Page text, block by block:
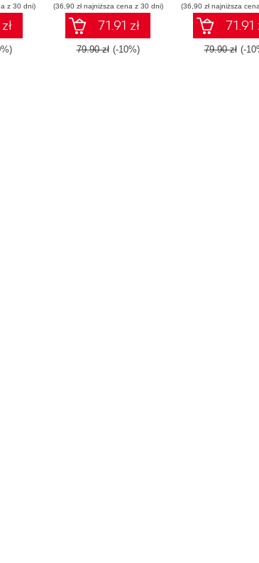
z 30 dni) (36,90 zł najniższa cena z 30 dni)
71.91 zł
79.90 zł (-10%)
(36,90 zł najniższa
71.91
79.90 zł (-